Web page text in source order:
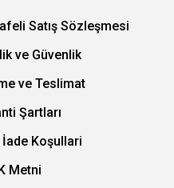
Satış Sözleşmesi
ve Güvenlik
ve Teslimat
Şartları
Koşullari
Metni